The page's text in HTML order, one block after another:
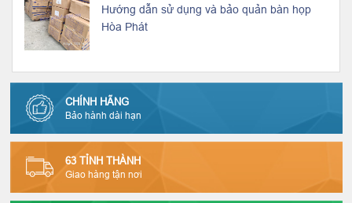
Hướng dẫn sử dụng và bảo quản bàn họp
Hòa Phát
CHÍNH HÃNG
Bảo hành dài hạn
63 TỈNH THÀNH
Giao hàng tận nơi